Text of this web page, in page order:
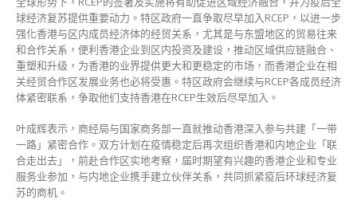
球经济复苏提供重要动力。特区政府一直争取尽早加入RCEP，以进一步
强化香港与区内成员经济体的经贸关系，尤其是与东盟地区的贸易往来
和合作关系，便利香港企业到区内投资及建设，推动区域供应链融合、
重塑和升级，为香港的业界提供更大和更稳定的市场，而香港企业在相
关经贸合作区发展业务也必将受惠。特区政府会继续与RCEP各成员经济
体紧密联系，争取他们支持香港在RCEP生效后尽早加入。
叶成辉表示，商经局与国家商务部一直就推动香港深入参与共建「一带
一路」紧密合作。双方计划在疫情稳定后再次组织香港和内地企业「联
合走出去」，前赴合作区实地考察，届时期望有兴趣的香港企业和专业
服务业参加，与内地企业携手建立伙伴关系，共同抓紧疫后环球经济复
苏的商机。